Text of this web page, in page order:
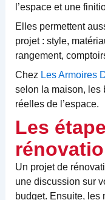
l’espace et une
Elles permettent
projet : style,
rangement,
Chez Les Armoires
selon la maison, les
réelles de l’espace.
Les
Un projet de
une discussion sur
budget. Ensuite, les